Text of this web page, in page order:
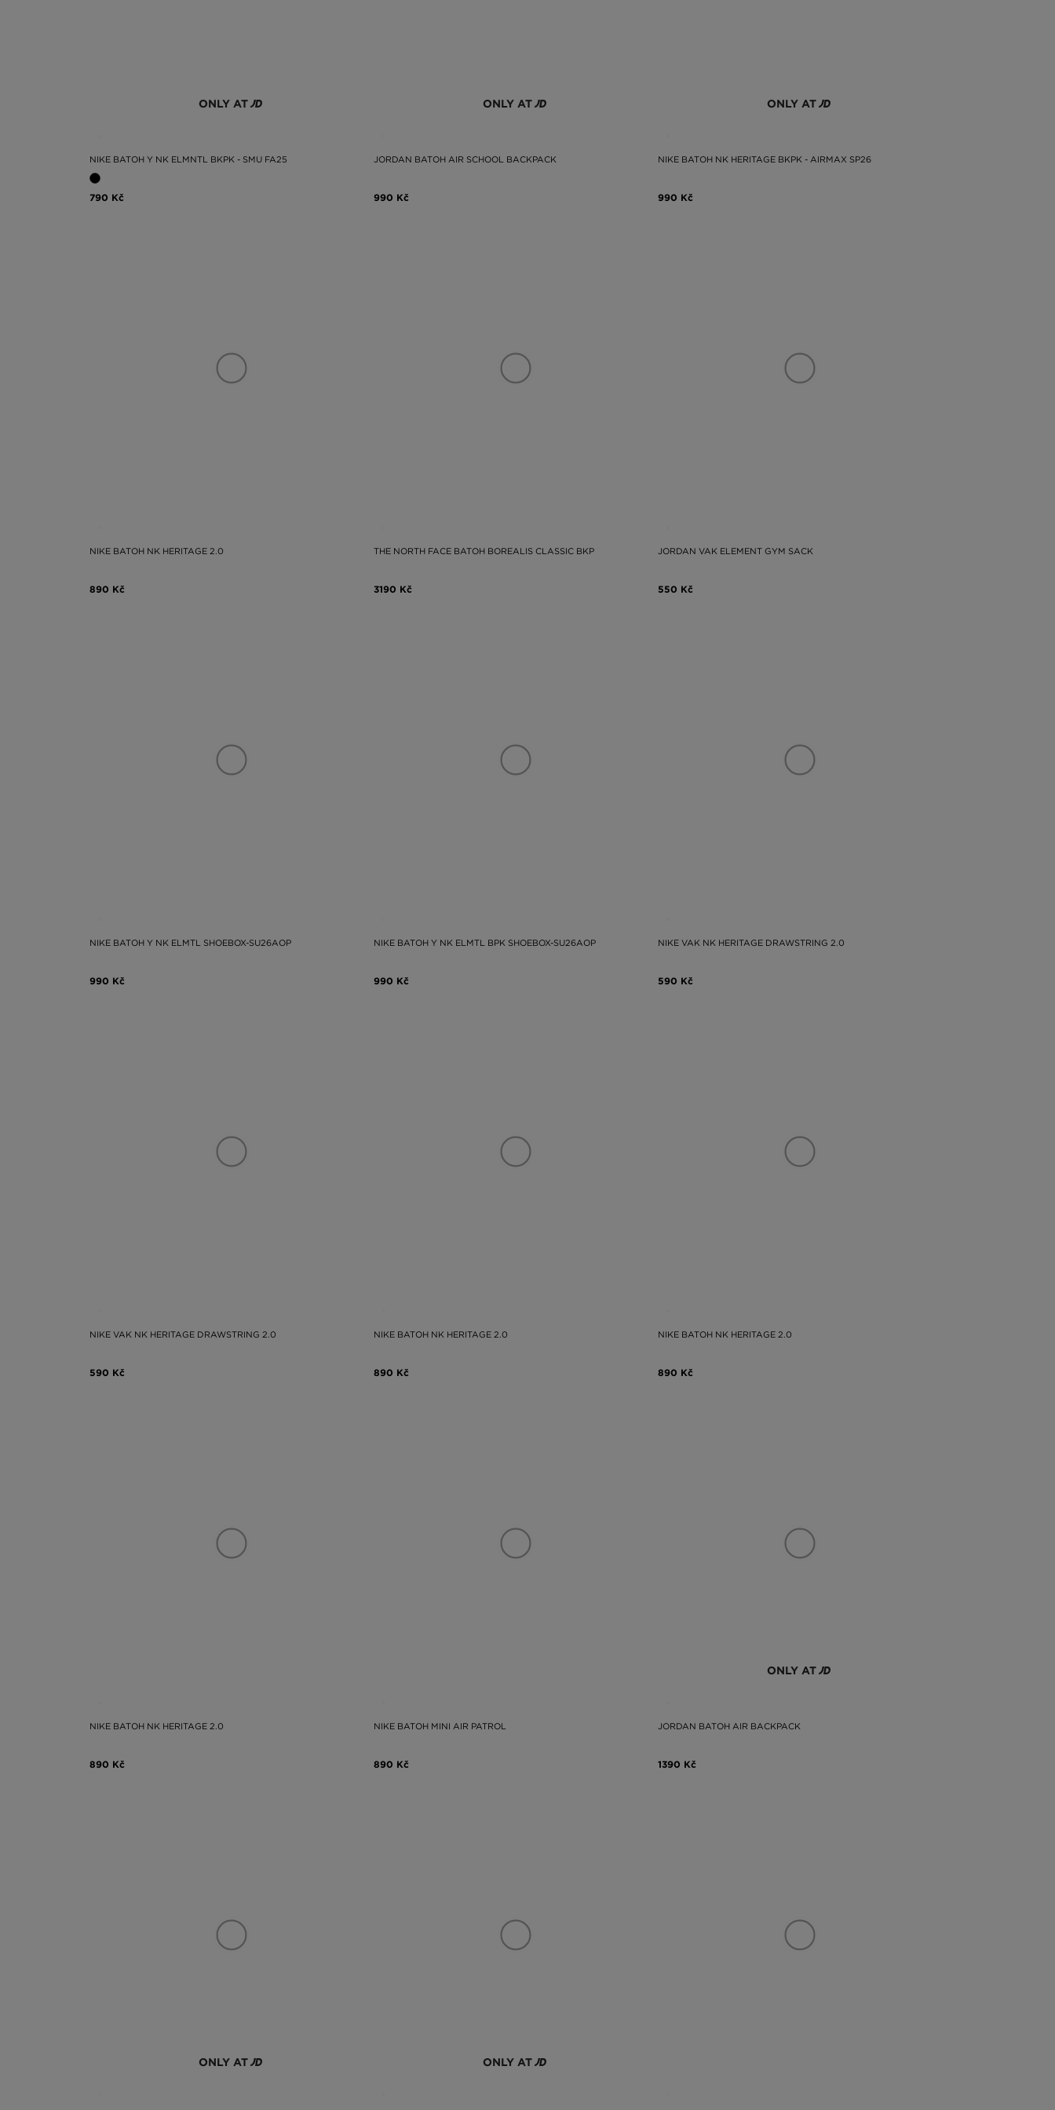
ONLY AT
NIKE BATOH Y NK ELMNTL BKPK - SMU FA25
790 Kč
ONLY AT
JORDAN BATOH AIR SCHOOL BACKPACK
990 Kč
ONLY AT
NIKE BATOH NK HERITAGE BKPK - AIRMAX SP26
990 Kč
NIKE BATOH NK HERITAGE 2.0
890 Kč
THE NORTH FACE BATOH BOREALIS CLASSIC BKP
3190 Kč
JORDAN VAK ELEMENT GYM SACK
550 Kč
NIKE BATOH Y NK ELMTL SHOEBOX-SU26AOP
990 Kč
NIKE BATOH Y NK ELMTL BPK SHOEBOX-SU26AOP
990 Kč
NIKE VAK NK HERITAGE DRAWSTRING 2.0
590 Kč
NIKE VAK NK HERITAGE DRAWSTRING 2.0
590 Kč
NIKE BATOH NK HERITAGE 2.0
890 Kč
NIKE BATOH NK HERITAGE 2.0
890 Kč
NIKE BATOH NK HERITAGE 2.0
890 Kč
NIKE BATOH MINI AIR PATROL
890 Kč
ONLY AT
JORDAN BATOH AIR BACKPACK
1390 Kč
ONLY AT ONLY AT